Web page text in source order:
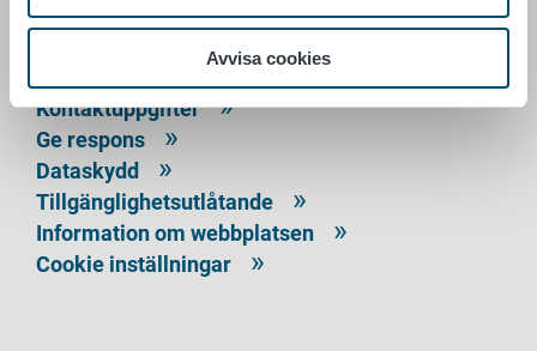
Avvisa cookies
PB 100
00027 LIVSMEDELSVERKET
Kontaktuppgifter
Ge respons
Dataskydd
Tillgänglighetsutlåtande
Information om webbplatsen
Cookie inställningar